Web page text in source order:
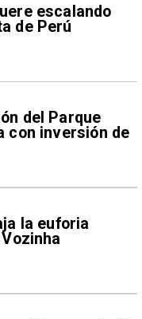
escalando
de Perú
del Parque
con inversión de
la euforia